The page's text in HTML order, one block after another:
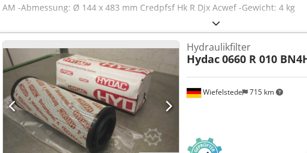
AM -Abmessung: Ø 144 x 483 mm Credpfsf Hk R Djx Acwef -Gewicht: 4 kg
Wiefelstede 715 km
Hydraulikfilter
Hydac0660 R 010